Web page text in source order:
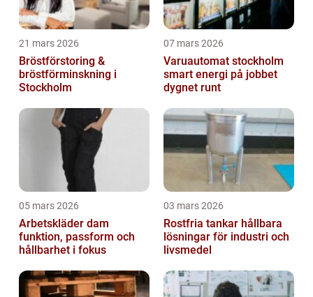
21 mars 2026
Bröstförstoring &
bröstförminskning i
Stockholm
07 mars 2026
Varuautomat stockholm
smart energi på jobbet
dygnet runt
05 mars 2026
Arbetskläder dam
funktion, passform och
hållbarhet i fokus
03 mars 2026
Rostfria tankar hållbara
lösningar för industri och
livsmedel